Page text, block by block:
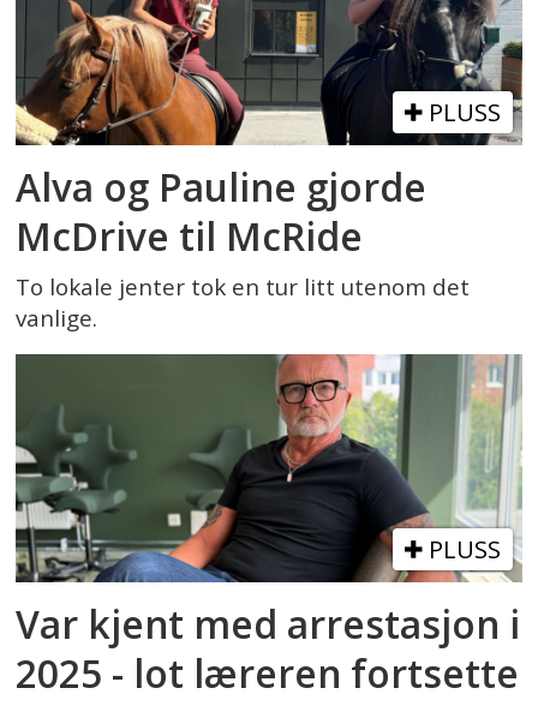
PLUSS
Alva og Pauline gjorde
McDrive til McRide
To lokale jenter tok en tur litt utenom det
vanlige.
PLUSS
Var kjent med arrestasjon i
2025 - lot læreren fortsette